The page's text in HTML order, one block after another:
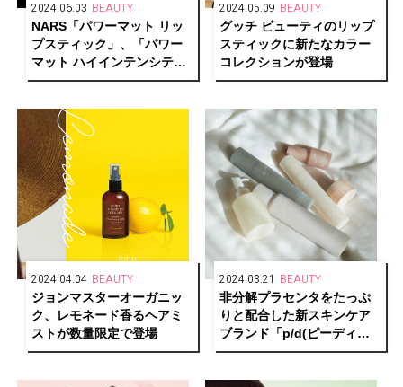
2024.06.03 BEAUTY
NARS「パワーマット リッ
プスティック」、「パワー
マット ハイインテンシティ
リップペンシル」に新色が
2024.05.09 BEAUTY
グッチ ビューティのリップ
スティックに新たなカラー
コレクションが登場
2024.04.04 BEAUTY
ジョンマスターオーガニッ
ク、レモネード香るヘアミ
ストが数量限定で登場
2024.03.21 BEAUTY
非分解プラセンタをたっぷ
りと配合した新スキンケア
ブランド「p/d(ピーディ
ー)」が登場